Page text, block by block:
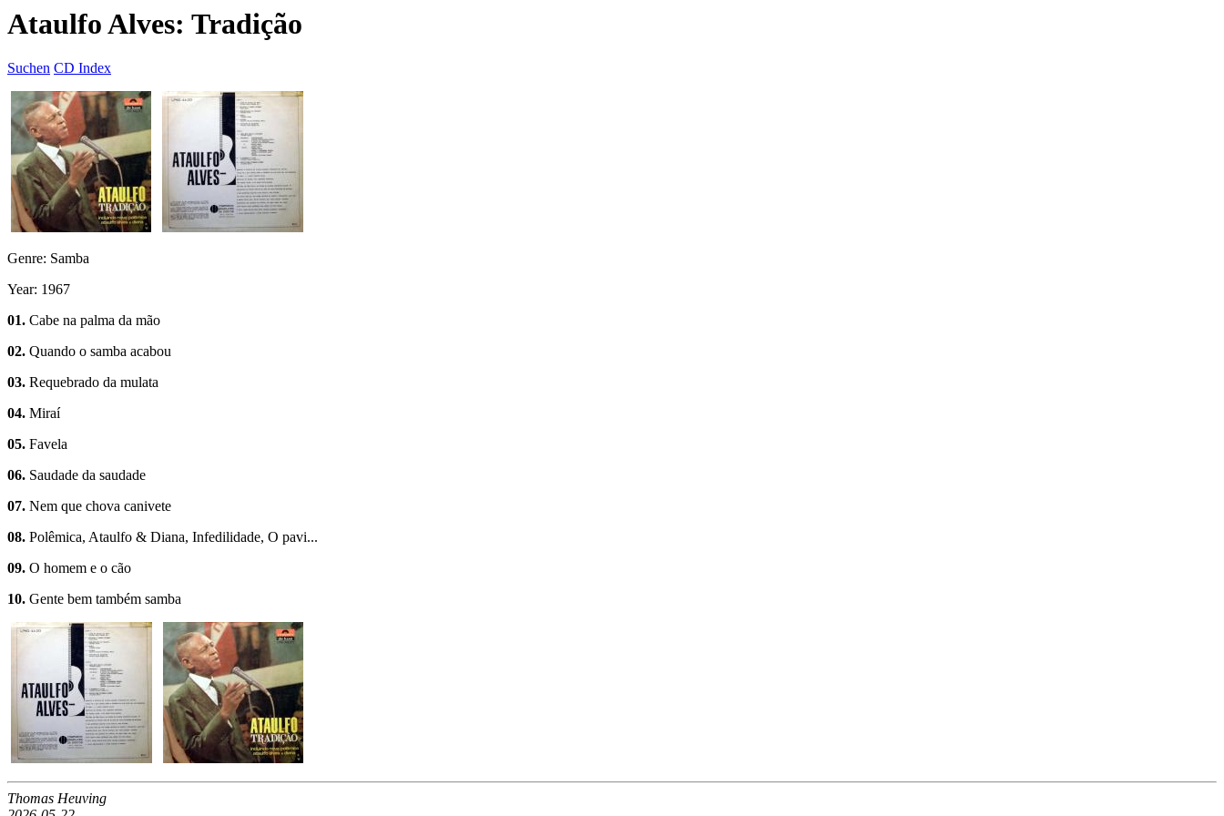
Ataulfo Alves: Tradição
Suchen CD Index
Genre: Samba
Year: 1967
01. Cabe na palma da mão
02. Quando o samba acabou
03. Requebrado da mulata
04. Miraí
05. Favela
06. Saudade da saudade
07. Nem que chova canivete
08. Polêmica, Ataulfo & Diana, Infedilidade, O pavi...
09. O homem e o cão
10. Gente bem também samba
Thomas Heuving